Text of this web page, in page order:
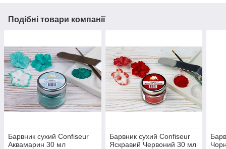
Подібні товари компанії
Барвник сухий Confiseur
Аквамарин 30 мл
Барвник сухий Confiseur
Яскравий Червоний 30 мл